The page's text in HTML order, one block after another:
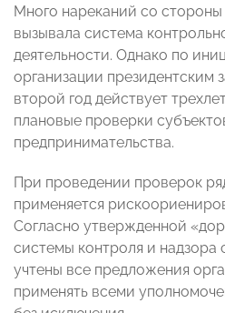
Много нареканий со
вызывала система
деятельности. Однако по
организации президентским
второй год действует
плановые проверки
предпринимательства.
При проведении проверок
применяется
Согласно утвержденной
системы контроля и надзора
учтены все предложения
применять всеми